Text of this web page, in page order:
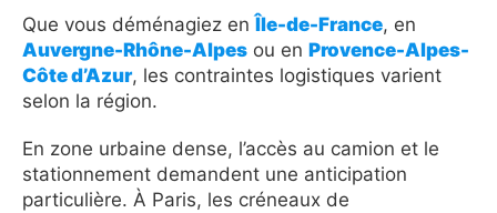
Que vous déménagiez en Île-de-France, en
Auvergne-Rhône-Alpes ou en Provence-Alpes-
Côte d’Azur, les contraintes logistiques varient
selon la région.
En zone urbaine dense, l’accès au camion et le
stationnement demandent une anticipation
particulière. À Paris, les créneaux de